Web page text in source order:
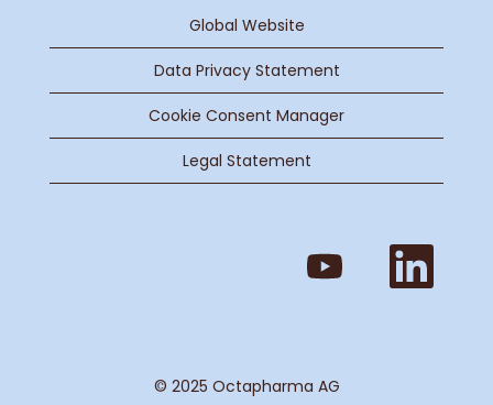
Global Website
Data Privacy Statement
Cookie Consent Manager
Legal Statement
e
O
n
© 2025 Octapharma AG